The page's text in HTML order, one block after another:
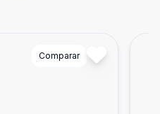
Comparar